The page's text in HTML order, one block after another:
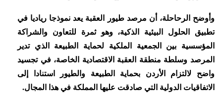
وأوضح الرحاحلة، أن مرصد طيور العقبة يعد نموذجا رياديا في
تطبيق الحلول البيئية الذكية، وهو ثمرة للتعاون والشراكة
المؤسسية بين الجمعية الملكية لحماية الطبيعة الذي تدير
المرصد وسلطة منطقة العقبة الاقتصادية الخاصة، في تجسيد
واضح لالتزام الأردن بحماية الطبيعة والطيور استنادا إلى
الاتفاقيات الدولية التي صادقت عليها المملكة في هذا المجال.